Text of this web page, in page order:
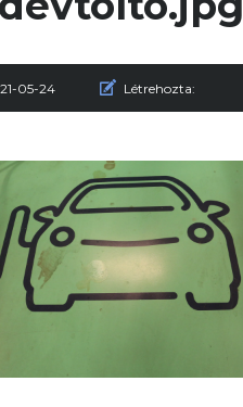
05-24 Létrehozta: